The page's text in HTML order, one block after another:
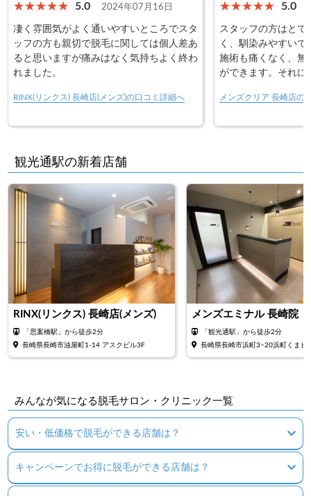
5.0 2024年07月16日
凄く雰囲気がよく通いやすいところでスタ
ッフの方も親切で脱毛に関しては個人差あ
ると思いますが痛みはなく気持ちよく終わ
れました。
RINX(リンクス) 長崎店(メンズ)の口コミ詳細へ
5.0
スタッフの方はとて
く、馴染みやすい
施術も痛くなく、無
ができます。それに
ださり、信用できま
メンズクリア 長崎店の
観光通駅の新着店舗
RINX(リンクス) 長崎店(メンズ)
「思案橋駅」から徒歩2分
長崎県長崎市油屋町1-14 アスクビル3F
メンズエミナル 長崎院
「観光通駅」から徒歩2分
長崎県長崎市浜町3−20浜町くまビ
みんなが気になる脱毛サロン・クリニック一覧
安い・低価格で脱毛ができる店舗は？
キャンペーンでお得に脱毛ができる店舗は？